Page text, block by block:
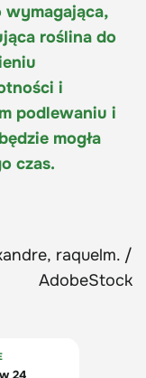
wymagająca,
roślina do
i
podlewaniu i
mogła
czas.
raquelm. /
AdobeStock